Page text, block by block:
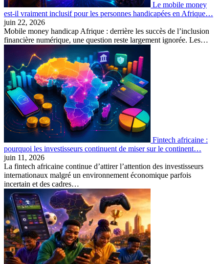
Le mobile money
est-il vraiment inclusif pour les personnes handicapées en Afrique…
juin 22, 2026
Mobile money handicap Afrique : derrière les succès de l’inclusion
financière numérique, une question reste largement ignorée. Les…
Fintech africaine :
pourquoi les investisseurs continuent de miser sur le continent…
juin 11, 2026
La fintech africaine continue d’attirer l’attention des investisseurs
internationaux malgré un environnement économique parfois
incertain et des cadres…